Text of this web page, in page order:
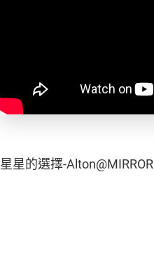
星星的選擇-Alton@MIRROR